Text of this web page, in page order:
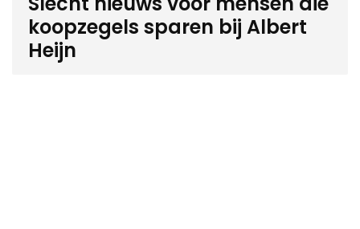
koopzegels sparen bij Albert
Heijn